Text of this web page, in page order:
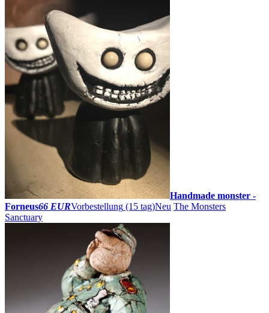
Handmade monster -
Forneus66 EURVorbestellung (15 tag)Neu The Monsters
Sanctuary